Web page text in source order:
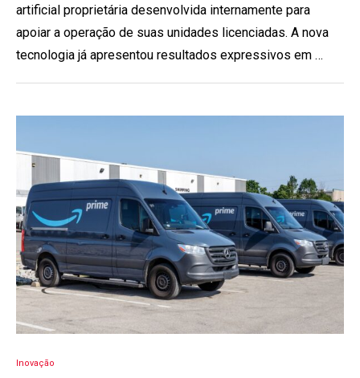
artificial proprietária desenvolvida internamente para
apoiar a operação de suas unidades licenciadas. A nova
tecnologia já apresentou resultados expressivos em …
Inovação